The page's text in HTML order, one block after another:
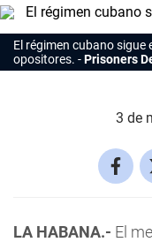
El régimen cubano
opositores.
Prisoners
3 de
LA HABANA.- El